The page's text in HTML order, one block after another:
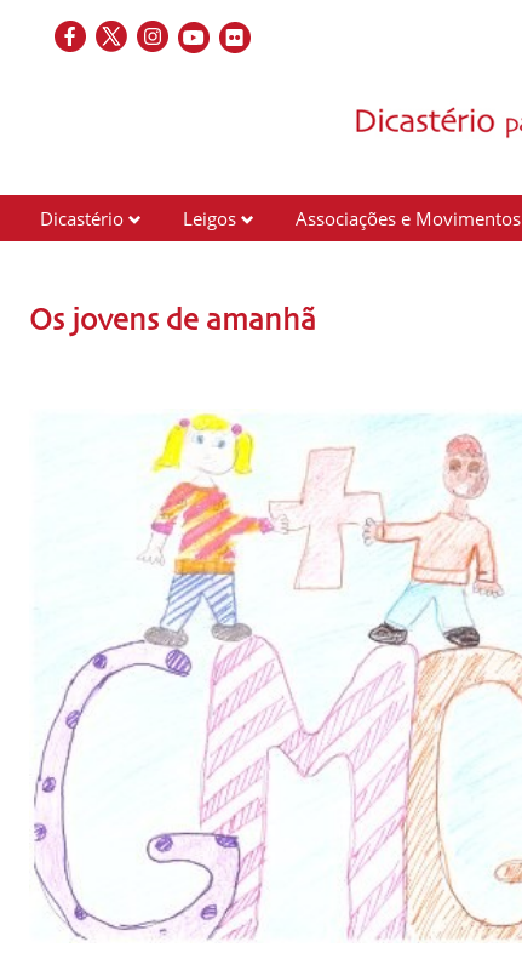
Dicastério Leigos Associações e Movimentos
Os jovens de amanhã